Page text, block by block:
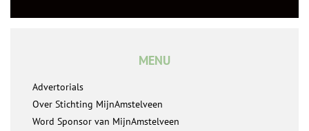
MENU
Advertorials
Over Stichting MijnAmstelveen
Word Sponsor van MijnAmstelveen